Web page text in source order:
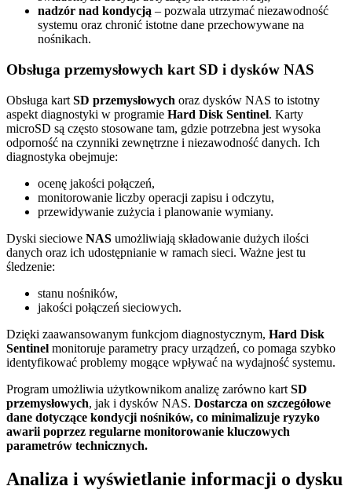
nadzór nad kondycją – pozwala utrzymać niezawodność
systemu oraz chronić istotne dane przechowywane na
nośnikach.
Obsługa przemysłowych kart SD i dysków NAS
Obsługa kart SD przemysłowych oraz dysków NAS to istotny
aspekt diagnostyki w programie Hard Disk Sentinel. Karty
microSD są często stosowane tam, gdzie potrzebna jest wysoka
odporność na czynniki zewnętrzne i niezawodność danych. Ich
diagnostyka obejmuje:
ocenę jakości połączeń,
monitorowanie liczby operacji zapisu i odczytu,
przewidywanie zużycia i planowanie wymiany.
Dyski sieciowe NAS umożliwiają składowanie dużych ilości
danych oraz ich udostępnianie w ramach sieci. Ważne jest tu
śledzenie:
stanu nośników,
jakości połączeń sieciowych.
Dzięki zaawansowanym funkcjom diagnostycznym, Hard Disk
Sentinel monitoruje parametry pracy urządzeń, co pomaga szybko
identyfikować problemy mogące wpływać na wydajność systemu.
Program umożliwia użytkownikom analizę zarówno kart SD
przemysłowych, jak i dysków NAS. Dostarcza on szczegółowe
dane dotyczące kondycji nośników, co minimalizuje ryzyko
awarii poprzez regularne monitorowanie kluczowych
parametrów technicznych.
Analiza i wyświetlanie informacji o dysku